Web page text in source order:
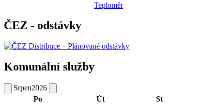
Teploměr
ČEZ - odstávky
Komunální služby
Srpen2026
Po
Út
St